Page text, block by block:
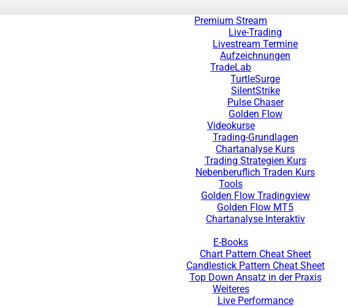
Premium Stream
Live-Trading
Livestream Termine
Aufzeichnungen
TradeLab
TurtleSurge
SilentStrike
Pulse Chaser
Golden Flow
Videokurse
Trading-Grundlagen
Chartanalyse Kurs
Trading Strategien Kurs
Nebenberuflich Traden Kurs
Tools
Golden Flow Tradingview
Golden Flow MT5
Chartanalyse Interaktiv
E-Books
Chart Pattern Cheat Sheet
Candlestick Pattern Cheat Sheet
Top Down Ansatz in der Praxis
Weiteres
Live Performance